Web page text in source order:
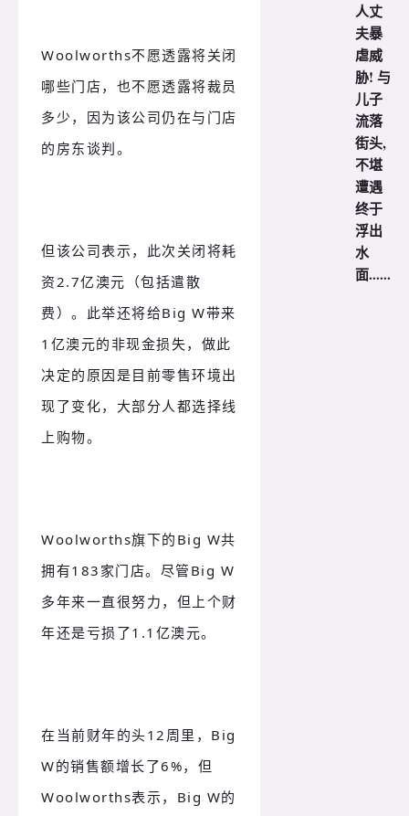
Woolworths不愿透露将关闭
哪些门店，也不愿透露将裁员
多少，因为该公司仍在与门店
的房东谈判。
但该公司表示，此次关闭将耗
资2.7亿澳元（包括遣散
费）。此举还将给Big W带来
1亿澳元的非现金损失，做此
决定的原因是目前零售环境出
现了变化，大部分人都选择线
上购物。
Woolworths旗下的Big W共
拥有183家门店。尽管Big W
多年来一直很努力，但上个财
年还是亏损了1.1亿澳元。
在当前财年的头12周里，Big
W的销售额增长了6%，但
Woolworths表示，Big W的
人丈
夫暴
虐威
胁! 与
儿子
流落
街头,
不堪
遭遇
终于
浮出
水
面......